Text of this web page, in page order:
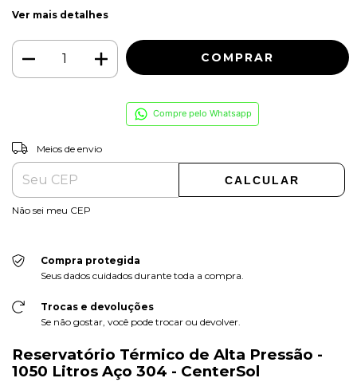
Ver mais detalhes
Compre pelo Whatsapp
Entregas para o CEP:
Meios de envio
CALCULAR
Não sei meu CEP
Compra protegida
Seus dados cuidados durante toda a compra.
Trocas e devoluções
Se não gostar, você pode trocar ou devolver.
Reservatório Térmico de Alta Pressão -
1050 Litros Aço 304 - CenterSol